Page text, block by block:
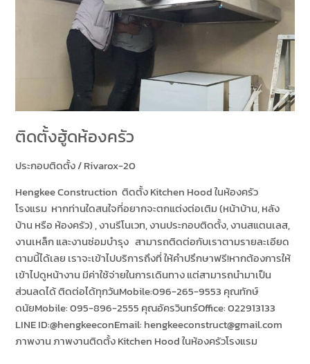
ติดตั้งฮู้ดห้องครัว
ประกอบติดตั้ง/Rivarox-20
Hengkee Construction ติดตั้ง Kitchen Hood ในห้องครัว
โรงแรม หากท่านใดสนใจที่อยากจะตกแต่งต่อเติม (หน้าบ้าน, หลัง
บ้าน หรือ ห้องครัว) , งานรีโนเวท, งานประกอบติดตั้ง, งานสแตนเลส,
งานเหล็ก และงานซ่อมบำรุง สามารถติดต่อกับเราตามรายละเอียด
ตามนี้ได้เลย เราจะเข้าไปบริการถึงที่ ให้คำปรึกษาฟรี!หากต้องการให้
เข้าไปดูหน้างาน มีค่าใช้จ่ายในการเดินทาง แต่สามารถนำมาเป็น
ส่วนลดได้ ติดต่อได้ทุกวันMobile:096-265-9553 คุณทักษ์
ดนัยMobile: 095-896-2555 คุณอัครวินทร์Office: 022913133
LINE ID:@hengkeeconEmail: hengkeeconstruct@gmail.com
ภาพงาน ภาพงานติดตั้ง Kitchen Hood ในห้องครัวโรงแรม